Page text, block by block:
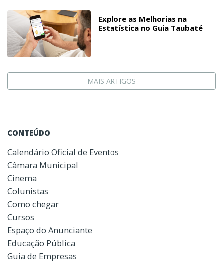
Explore as Melhorias na
Estatística no Guia Taubaté
MAIS ARTIGOS
CONTEÚDO
Calendário Oficial de Eventos
Câmara Municipal
Cinema
Colunistas
Como chegar
Cursos
Espaço do Anunciante
Educação Pública
Guia de Empresas